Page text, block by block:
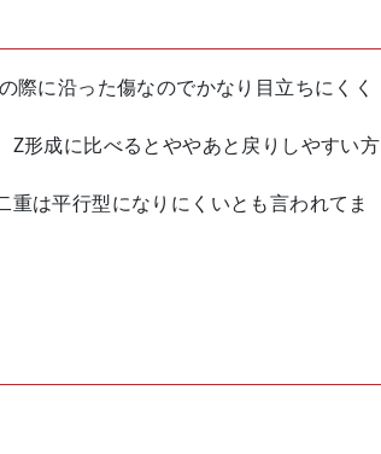
際に沿った傷なのでかなり目立ちにくく
形成に比べるとややあと戻りしやすい方
は平行型になりにくいとも言われてま